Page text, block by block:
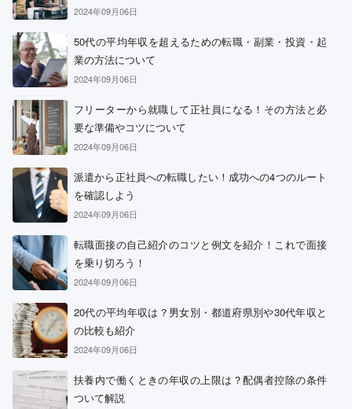
2024年09月06日
50代の平均年収を超えるための転職・副業・投資・起
業の方法について
2024年09月06日
フリーターから就職して正社員になる！その方法と必
要な準備やコツについて
2024年09月06日
派遣から正社員への転職したい！成功への4つのルート
を確認しよう
2024年09月06日
転職面接の自己紹介のコツと例文を紹介！これで面接
を乗り切ろう！
2024年09月06日
20代の平均年収は？男女別・都道府県別や30代年収と
の比較も紹介
2024年09月06日
扶養内で働くときの年収の上限は？配偶者控除の条件
ついて解説